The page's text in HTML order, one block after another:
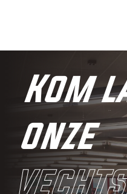
Kom
onze